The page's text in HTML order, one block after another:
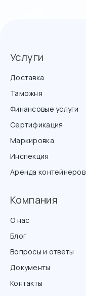
Услуги
Доставка
Таможня
Финансовые услуги
Сертификация
Маркировка
Инспекция
Аренда контейнеров
Компания
О нас
Блог
Вопросы и ответы
Документы
Контакты